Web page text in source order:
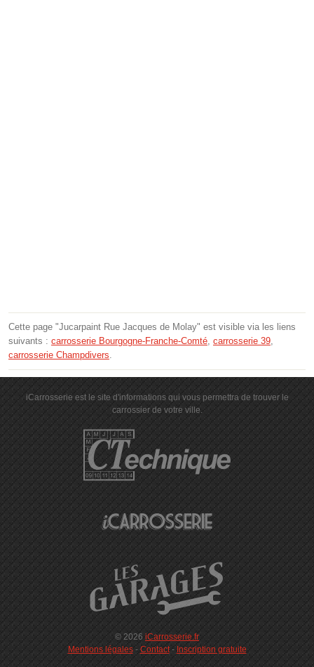
Cette page "Jucarpaint Rue Jacques de Molay" est visible via les liens
suivants : carrosserie Bourgogne-Franche-Comté, carrosserie 39,
carrosserie Champdivers.
iCarrosserie est le site d'informations qui vous permettra de trouver le
carrossier de votre ville.
© 2026 iCarrosserie.fr
Mentions légales- Contact- Inscription gratuite